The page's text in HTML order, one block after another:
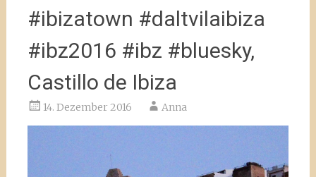
#ibizatown #daltvilaibiza
#ibz2016 #ibz #bluesky,
Castillo de Ibiza
14. Dezember 2016 Anna